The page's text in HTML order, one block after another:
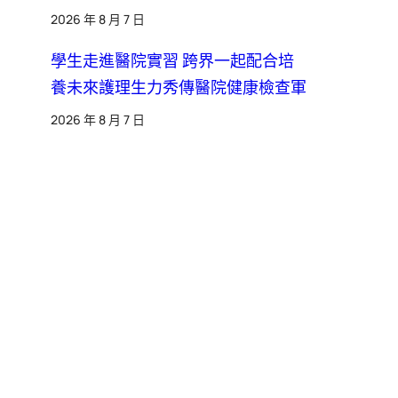
2026 年 8 月 7 日
學生走進醫院實習 跨界一起配合培
養未來護理生力秀傳醫院健康檢查軍
2026 年 8 月 7 日